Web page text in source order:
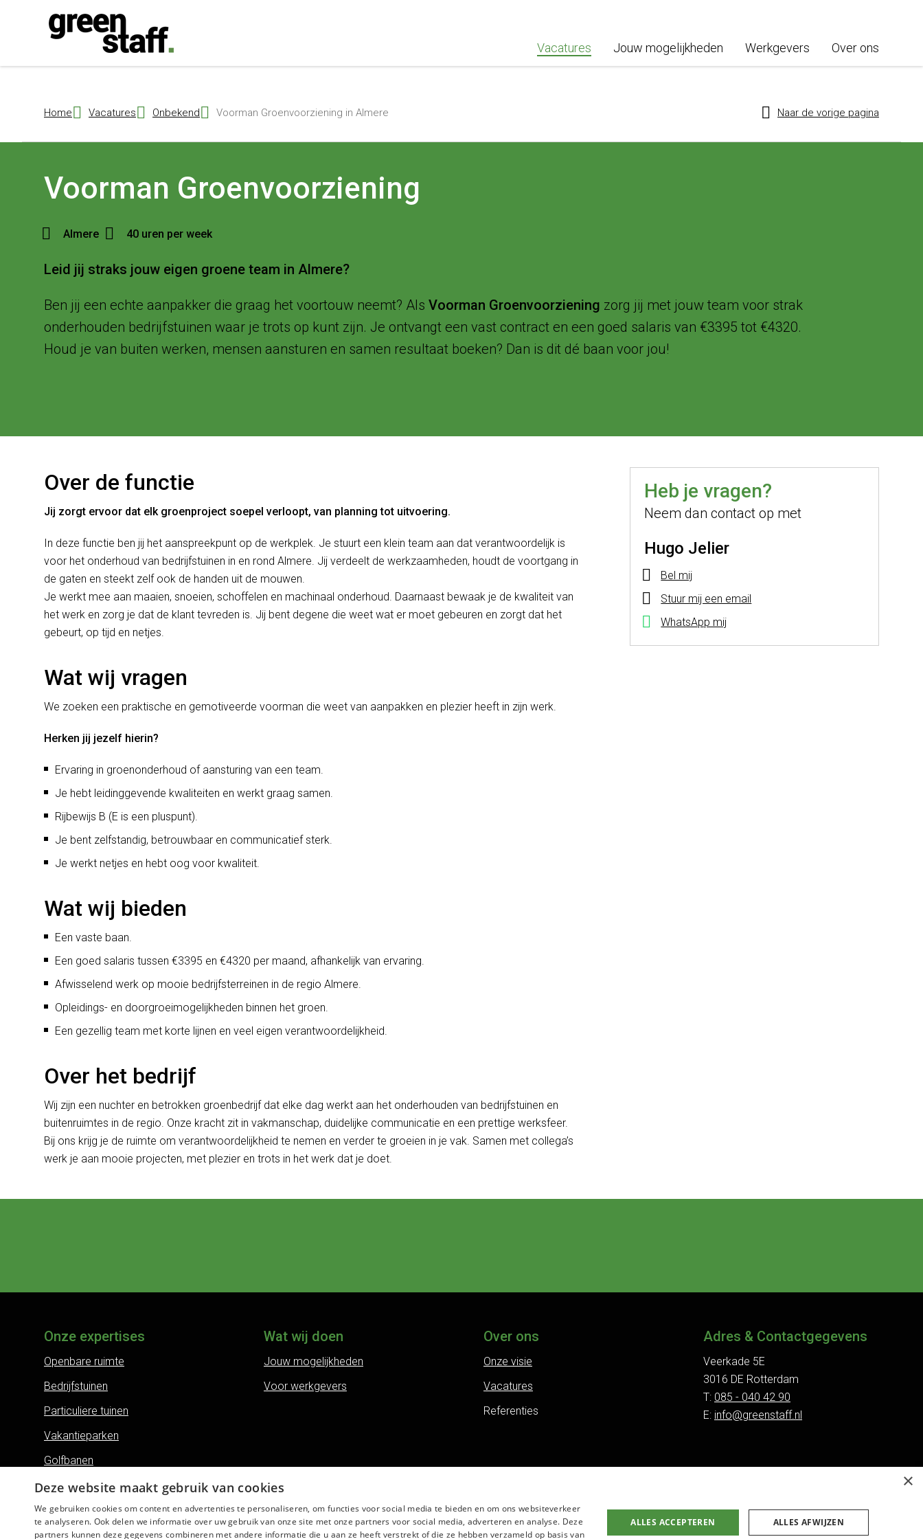
Vacatures Jouw mogelijkheden Werkgevers Over ons
Home Vacatures Onbekend Voorman Groenvoorziening in Almere Naar de vorige pagina
Voorman Groenvoorziening
Almere 40 uren per week
Leid jij straks jouw eigen groene team in Almere?
Ben jij een echte aanpakker die graag het voortouw neemt? Als Voorman Groenvoorziening zorg jij met jouw team voor strak
onderhouden bedrijfstuinen waar je trots op kunt zijn. Je ontvangt een vast contract en een goed salaris van €3395 tot €4320.
Houd je van buiten werken, mensen aansturen en samen resultaat boeken? Dan is dit dé baan voor jou!
Over de functie
Jij zorgt ervoor dat elk groenproject soepel verloopt, van planning tot uitvoering.
In deze functie ben jij het aanspreekpunt op de werkplek. Je stuurt een klein team aan dat verantwoordelijk is
voor het onderhoud van bedrijfstuinen in en rond Almere. Jij verdeelt de werkzaamheden, houdt de voortgang in
de gaten en steekt zelf ook de handen uit de mouwen.
Je werkt mee aan maaien, snoeien, schoffelen en machinaal onderhoud. Daarnaast bewaak je de kwaliteit van
het werk en zorg je dat de klant tevreden is. Jij bent degene die weet wat er moet gebeuren en zorgt dat het
gebeurt, op tijd en netjes.
Wat wij vragen
We zoeken een praktische en gemotiveerde voorman die weet van aanpakken en plezier heeft in zijn werk.
Herken jij jezelf hierin?
Ervaring in groenonderhoud of aansturing van een team.
Je hebt leidinggevende kwaliteiten en werkt graag samen.
Rijbewijs B (E is een pluspunt).
Je bent zelfstandig, betrouwbaar en communicatief sterk.
Je werkt netjes en hebt oog voor kwaliteit.
Wat wij bieden
Een vaste baan.
Een goed salaris tussen €3395 en €4320 per maand, afhankelijk van ervaring.
Afwisselend werk op mooie bedrijfsterreinen in de regio Almere.
Opleidings- en doorgroeimogelijkheden binnen het groen.
Een gezellig team met korte lijnen en veel eigen verantwoordelijkheid.
Over het bedrijf
Wij zijn een nuchter en betrokken groenbedrijf dat elke dag werkt aan het onderhouden van bedrijfstuinen en
buitenruimtes in de regio. Onze kracht zit in vakmanschap, duidelijke communicatie en een prettige werksfeer.
Bij ons krijg je de ruimte om verantwoordelijkheid te nemen en verder te groeien in je vak. Samen met collega’s
werk je aan mooie projecten, met plezier en trots in het werk dat je doet.
Heb je vragen?
Neem dan contact op met
Hugo Jelier
Bel mij
Stuur mij een email
WhatsApp mij
Onze expertises
Openbare ruimte
Bedrijfstuinen
Particuliere tuinen
Vakantieparken
Golfbanen
Land- en erfgoederen
Bos- en natuurbeheer
Boomverzorging
Wat wij doen
Jouw mogelijkheden
Voor werkgevers
Over ons
Onze visie
Vacatures
Referenties
Adres & Contactgegevens
Veerkade 5E
3016 DE Rotterdam
T: 085 - 040 42 90
E: info@greenstaff.nl
×
Deze website maakt gebruik van cookies
We gebruiken cookies om content en advertenties te personaliseren, om functies voor social media te bieden en om ons websiteverkeer
te analyseren. Ook delen we informatie over uw gebruik van onze site met onze partners voor social media, adverteren en analyse. Deze
partners kunnen deze gegevens combineren met andere informatie die u aan ze heeft verstrekt of die ze hebben verzameld op basis van
ALLES ACCEPTEREN ALLES AFWIJZEN